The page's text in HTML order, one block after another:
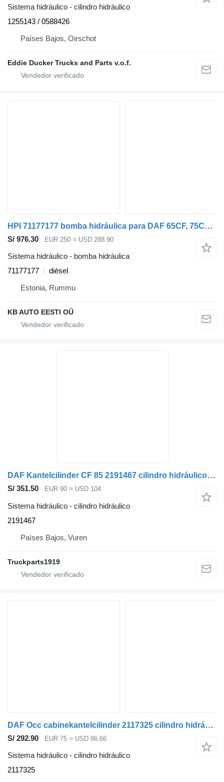
Sistema hidráulico - cilindro hidráulico
1255143 / 0588426
Países Bajos, Oirschot
Eddie Ducker Trucks and Parts v.o.f.
HPI 71177177 bomba hidráulica para DAF 65CF, 75CF, 85CF, 95XF (1997-2002) camión
S/ 976.30 EUR 250 ≈ USD 288.90
Sistema hidráulico - bomba hidráulica
71177177
diésel
Estonia, Rummu
KB AUTO EESTI OÜ
DAF Kantelcilinder CF 85 2191467 cilindro hidráulico para camión
S/ 351.50 EUR 90 ≈ USD 104
Sistema hidráulico - cilindro hidráulico
2191467
Países Bajos, Vuren
Truckparts1919
DAF Occ cabinekantelcilinder 2117325 cilindro hidráulico para camión
S/ 292.90 EUR 75 ≈ USD 86.66
Sistema hidráulico - cilindro hidráulico
2117325